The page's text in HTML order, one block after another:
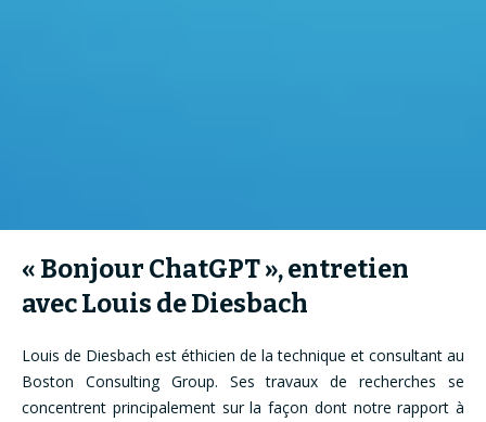
« Bonjour ChatGPT », entretien
avec Louis de Diesbach
Louis de Diesbach est éthicien de la technique et consultant au
Boston Consulting Group. Ses travaux de recherches se
concentrent principalement sur la façon dont notre rapport à